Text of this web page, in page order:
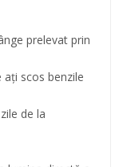
prelevat prin
scos benzile
de la